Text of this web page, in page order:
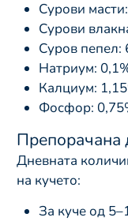
Сурови
Сурови
Суров пепел:
Натриум:
Калциум:
Фосфор:
Препорачана
Дневната
на кучето:
За куче од